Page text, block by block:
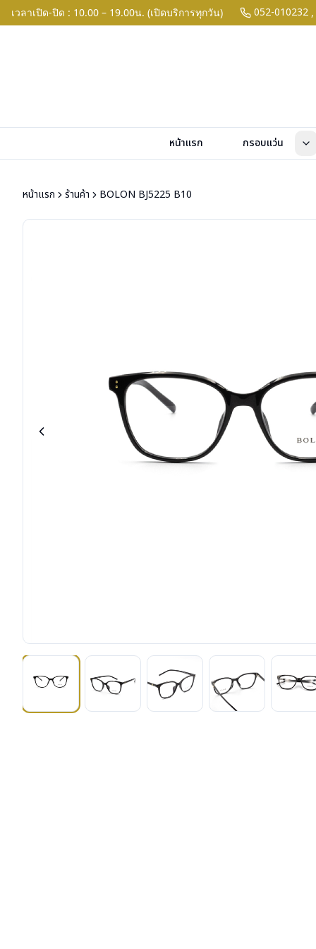
เวลาเปิด-ปิด : 10.00 – 19.00น. (เปิดบริการทุกวัน) 052-010232 ,
หน้าแรก กรอบแว่น
หน้าแรก ร้านค้า BOLON BJ5225 B10